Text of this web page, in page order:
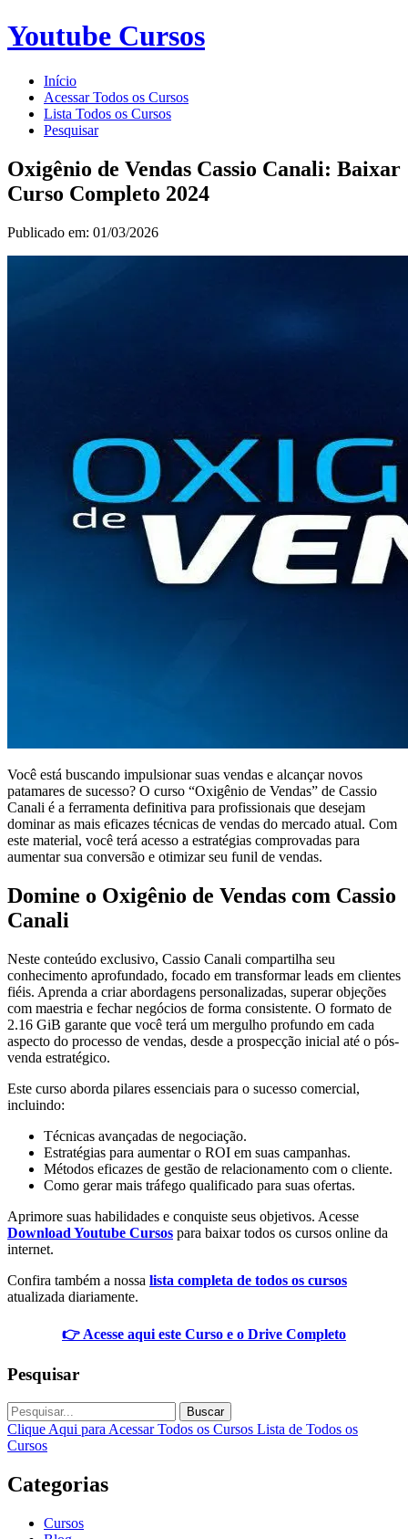
Youtube Cursos
Início
Acessar Todos os Cursos
Lista Todos os Cursos
Pesquisar
Oxigênio de Vendas Cassio Canali: Baixar
Curso Completo 2024
Publicado em: 01/03/2026
Você está buscando impulsionar suas vendas e alcançar novos
patamares de sucesso? O curso “Oxigênio de Vendas” de Cassio
Canali é a ferramenta definitiva para profissionais que desejam
dominar as mais eficazes técnicas de vendas do mercado atual. Com
este material, você terá acesso a estratégias comprovadas para
aumentar sua conversão e otimizar seu funil de vendas.
Domine o Oxigênio de Vendas com Cassio
Canali
Neste conteúdo exclusivo, Cassio Canali compartilha seu
conhecimento aprofundado, focado em transformar leads em clientes
fiéis. Aprenda a criar abordagens personalizadas, superar objeções
com maestria e fechar negócios de forma consistente. O formato de
2.16 GiB garante que você terá um mergulho profundo em cada
aspecto do processo de vendas, desde a prospecção inicial até o pós-
venda estratégico.
Este curso aborda pilares essenciais para o sucesso comercial,
incluindo:
Técnicas avançadas de negociação.
Estratégias para aumentar o ROI em suas campanhas.
Métodos eficazes de gestão de relacionamento com o cliente.
Como gerar mais tráfego qualificado para suas ofertas.
Aprimore suas habilidades e conquiste seus objetivos. Acesse
Download Youtube Cursos para baixar todos os cursos online da
internet.
Confira também a nossa lista completa de todos os cursos
atualizada diariamente.
👉 Acesse aqui este Curso e o Drive Completo
Pesquisar
Buscar
Clique Aqui para Acessar Todos os Cursos Lista de Todos os
Cursos
Categorias
Cursos